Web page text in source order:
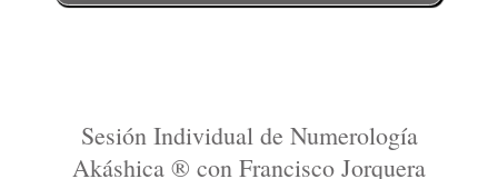
Sesión Individual de Numerología
Akáshica ® con Francisco Jorquera